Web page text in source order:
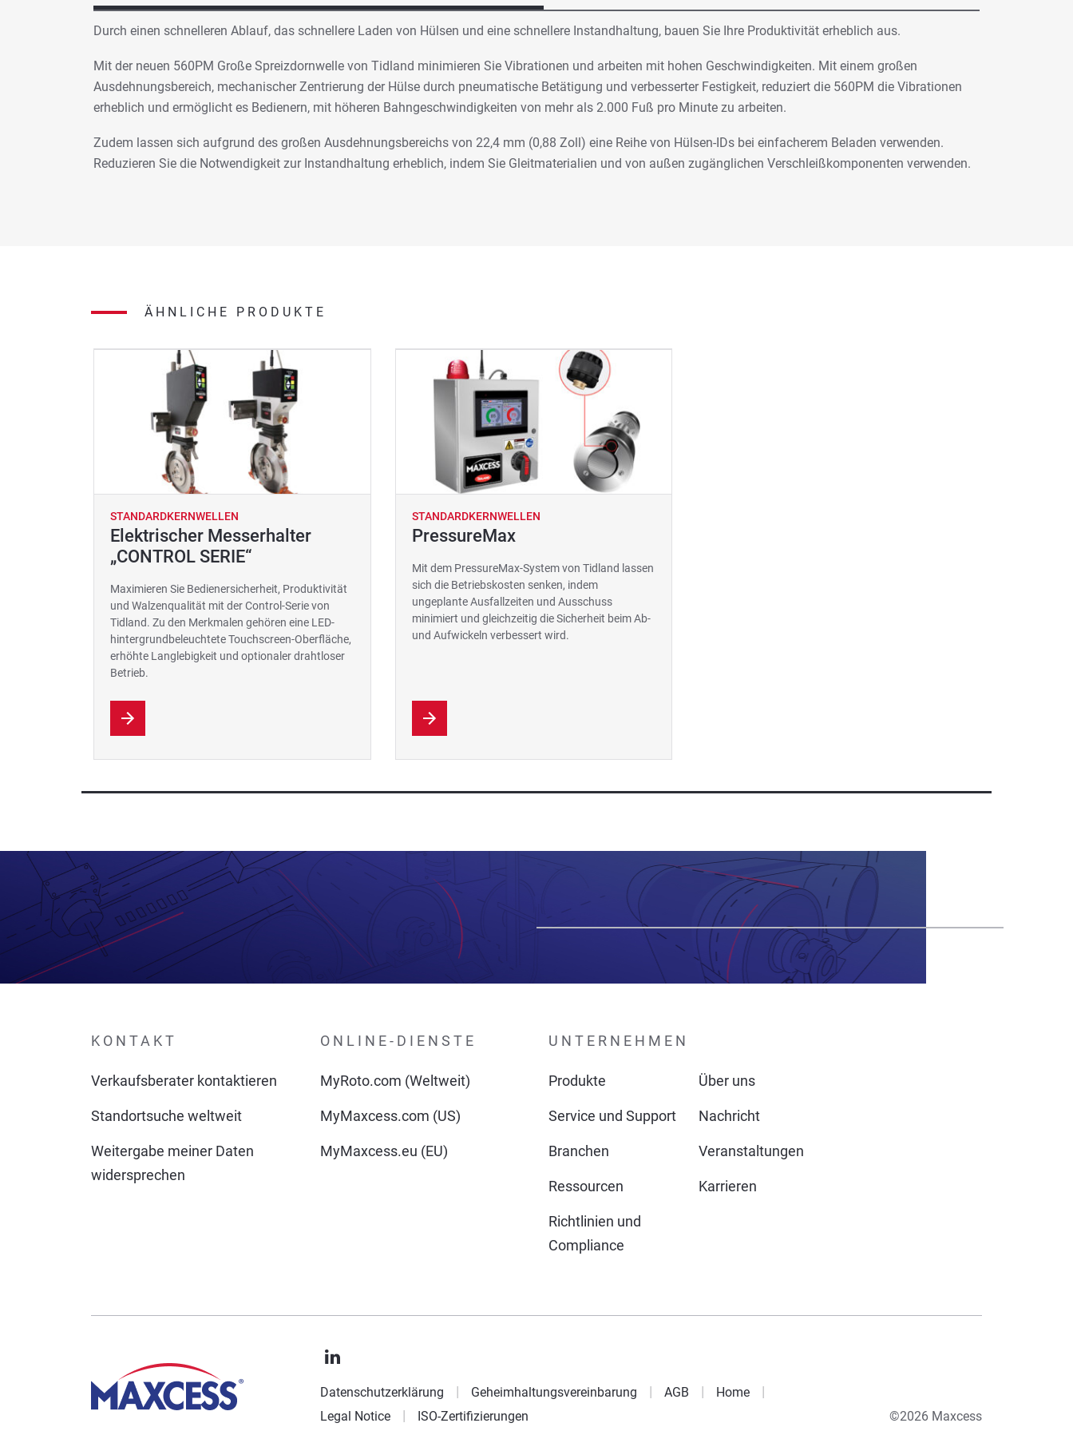
Durch einen schnelleren Ablauf, das schnellere Laden von Hülsen und eine schnellere Instandhaltung, bauen Sie Ihre Produktivität erheblich aus.
Mit der neuen 560PM Große Spreizdornwelle von Tidland minimieren Sie Vibrationen und arbeiten mit hohen Geschwindigkeiten. Mit einem großen
Ausdehnungsbereich, mechanischer Zentrierung der Hülse durch pneumatische Betätigung und verbesserter Festigkeit, reduziert die 560PM die Vibrationen
erheblich und ermöglicht es Bedienern, mit höheren Bahngeschwindigkeiten von mehr als 2.000 Fuß pro Minute zu arbeiten.
Zudem lassen sich aufgrund des großen Ausdehnungsbereichs von 22,4 mm (0,88 Zoll) eine Reihe von Hülsen-IDs bei einfacherem Beladen verwenden.
Reduzieren Sie die Notwendigkeit zur Instandhaltung erheblich, indem Sie Gleitmaterialien und von außen zugänglichen Verschleißkomponenten verwenden.
ÄHNLICHE PRODUKTE
STANDARDKERNWELLEN
Elektrischer Messerhalter
„CONTROL SERIE“
Maximieren Sie Bedienersicherheit, Produktivität
und Walzenqualität mit der Control-Serie von
Tidland. Zu den Merkmalen gehören eine LED-
hintergrundbeleuchtete Touchscreen-Oberfläche,
erhöhte Langlebigkeit und optionaler drahtloser
Betrieb.
STANDARDKERNWELLEN
PressureMax
Mit dem PressureMax-System von Tidland lassen
sich die Betriebskosten senken, indem
ungeplante Ausfallzeiten und Ausschuss
minimiert und gleichzeitig die Sicherheit beim Ab-
und Aufwickeln verbessert wird.
KONTAKT
Verkaufsberater kontaktieren
Standortsuche weltweit
Weitergabe meiner Daten
widersprechen
ONLINE-DIENSTE
MyRoto.com (Weltweit)
MyMaxcess.com (US)
MyMaxcess.eu (EU)
UNTERNEHMEN
Produkte Über uns
Service und Support Nachricht
Branchen Veranstaltungen
Ressourcen Karrieren
Richtlinien und
Compliance
Datenschutzerklärung Geheimhaltungsvereinbarung AGB
Home
Legal Notice
ISO-Zertifizierungen ©2026 Maxcess